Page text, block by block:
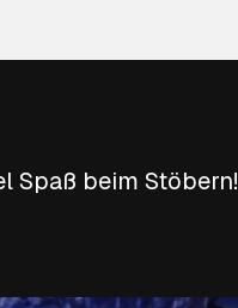
Spaß beim Stöbern!